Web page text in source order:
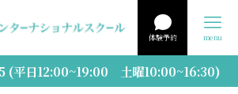
体験予約 menu
平日12:00~19:00 土曜10:00~16:30)